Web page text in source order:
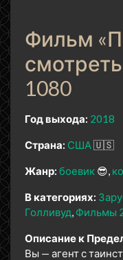
Фильм
1080
Год выхода: 2018
Страна: США 🇺🇸
Жанр: боевик 😎
В категориях:
Голливуд Фильмы
Описание к
Вы — агент с